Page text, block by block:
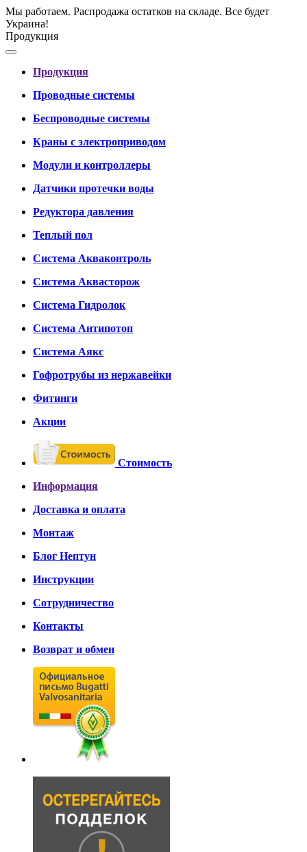
Мы работаем. Распродажа остатков на складе. Все будет
Украина!
Продукция
Продукция
Проводные системы
Беспроводные системы
Краны с электроприводом
Модули и контроллеры
Датчики протечки воды
Редуктора давления
Теплый пол
Система Акваконтроль
Система Аквасторож
Система Гидролок
Система Антипотоп
Система Аякс
Гофротрубы из нержавейки
Фитинги
Акции
Стоимость
Информация
Доставка и оплата
Монтаж
Блог Нептун
Инструкции
Сотрудничество
Контакты
Возврат и обмен